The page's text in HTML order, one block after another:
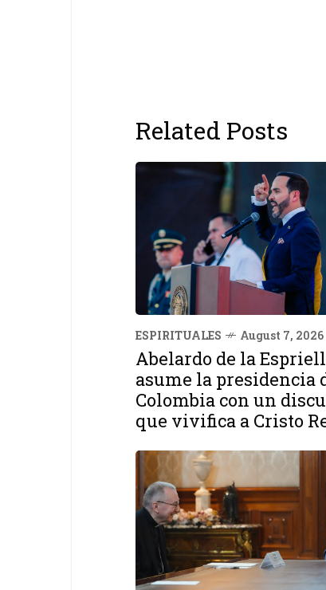
Related Posts
ESPIRITUALES August 7, 2026
Abelardo de la
asume la presidencia
Colombia con un
que vivifica a Cristo